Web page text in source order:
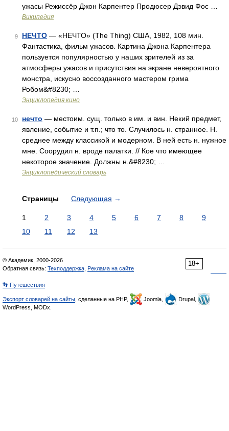
ужасы Режиссёр Джон Карпентер Продюсер Дэвид Фос …
Википедия
9 НЕЧТО — «НЕЧТО» (The Thing) США, 1982, 108 мин.
Фантастика, фильм ужасов. Картина Джона Карпентера
пользуется популярностью у наших зрителей из за
атмосферы ужасов и присутствия на экране невероятного
монстра, искусно воссозданного мастером грима
Робом&#8230; …
Энциклопедия кино
10 нечто — местоим. сущ. только в им. и вин. Некий предмет,
явление, событие и т.п.; что то. Случилось н. странное. Н.
среднее между классикой и модерном. В ней есть н. нужное
мне. Соорудил н. вроде палатки. // Кое что имеющее
некоторое значение. Должны н.&#8230; …
Энциклопедический словарь
Страницы Следующая →
1 2 3 4 5 6 7 8
9
10
11 12 13
18+
© Академик, 2000-2026
Обратная связь: Техподдержка Реклама на сайте
👣 Путешествия
Экспорт словарей на сайты , сделанные на PHP, Joomla,
Drupal,
WordPress, MODx.